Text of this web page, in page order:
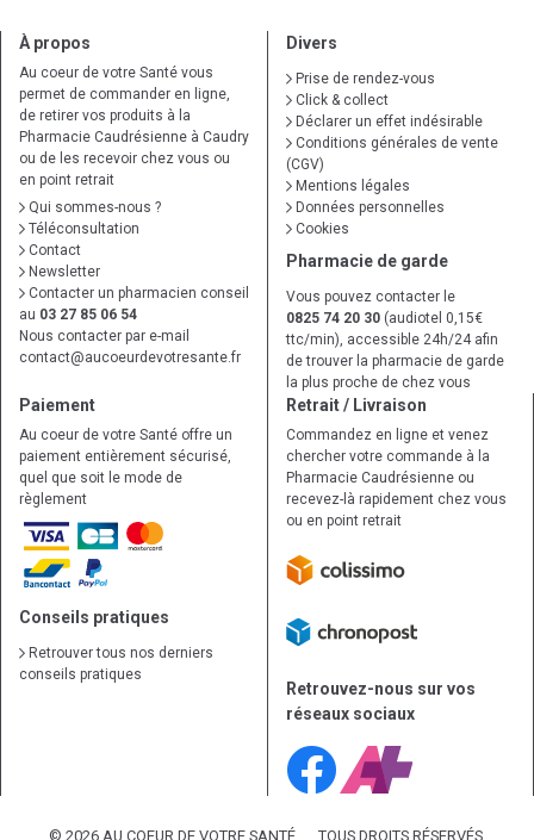
À propos
Au coeur de votre Santé vous
permet de commander en ligne,
de retirer vos produits à la
Pharmacie Caudrésienne à Caudry
ou de les recevoir chez vous ou
en point retrait
Qui sommes-nous ?
Téléconsultation
Contact
Newsletter
Contacter un pharmacien conseil
au 03 27 85 06 54
Nous contacter par e-mail
contact@aucoeurdevotresante.fr
Divers
Prise de rendez-vous
Click & collect
Déclarer un effet indésirable
Conditions générales de vente
(CGV)
Mentions légales
Données personnelles
Cookies
Pharmacie de garde
Vous pouvez contacter le
0825 74 20 30 (audiotel 0,15€
ttc/min), accessible 24h/24 afin
de trouver la pharmacie de garde
la plus proche de chez vous
Paiement
Au coeur de votre Santé offre un
paiement entièrement sécurisé,
quel que soit le mode de
règlement
Conseils pratiques
Retrouver tous nos derniers
conseils pratiques
Retrait / Livraison
Commandez en ligne et venez
chercher votre commande à la
Pharmacie Caudrésienne ou
recevez-là rapidement chez vous
ou en point retrait
Retrouvez-nous sur vos
réseaux sociaux
© 2026 AU COEUR DE VOTRE SANTÉ TOUS DROITS RÉSERVÉS.